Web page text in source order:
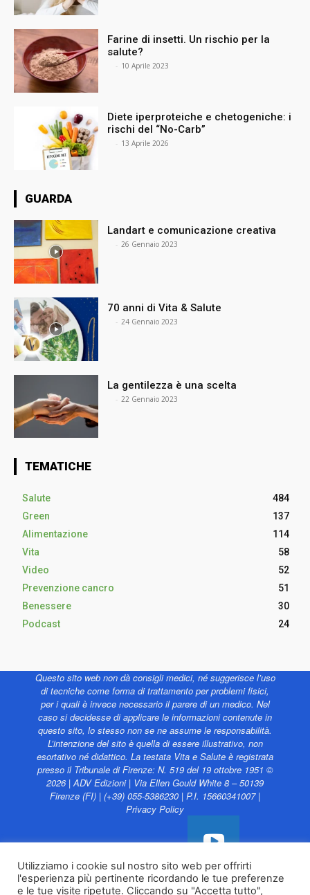
Farine di insetti. Un rischio per la
salute?
- 10 Aprile 2023
Diete iperproteiche e chetogeniche: i
rischi del “No-Carb”
- 13 Aprile 2026
GUARDA
Landart e comunicazione creativa
- 26 Gennaio 2023
70 anni di Vita & Salute
- 24 Gennaio 2023
La gentilezza è una scelta
- 22 Gennaio 2023
TEMATICHE
Salute
484
Green
137
Alimentazione
114
Vita
58
Video
52
Prevenzione cancro
51
Benessere
30
Podcast
24
Questo sito web non dà consigli medici, né suggerisce l’uso
di tecniche come forma di trattamento per problemi fisici,
per i quali è invece necessario il parere di un medico. Nel
caso si decidesse di applicare le informazioni contenute in
questo sito, lo stesso non se ne assume le responsabilità.
L’intenzione del sito è quella di essere illustrativo, non
esortativo né didattico. La testata Vita e Salute è registrata
presso il Tribunale di Firenze: N. 519 del 19 ottobre 1951 ©
2026 | ADV Edizioni | Via Ellen Gould White 8 – 50139
Firenze (FI) | (+39) 055-5386230 | P.I. 15660341007 |
Privacy Policy
Vita e Salute web è
Utilizziamo i cookie sul nostro sito web per offrirti
l'esperienza più pertinente ricordando le tue preferenze
e le tue visite ripetute. Cliccando su "Accetta tutto",